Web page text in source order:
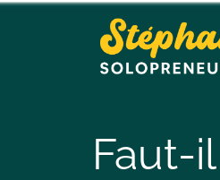
Faut-